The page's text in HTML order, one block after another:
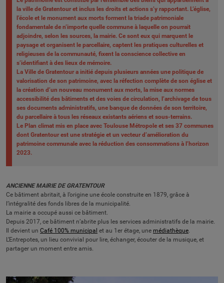
la ville de Gratentour et inclus les droits et actions s’y rapportant. L’église,
l’école et le monument aux morts forment la triade patrimoniale
fondamentale de n’importe quelle commune à laquelle on pourrait
adjoindre, selon les sources, la mairie. Ce sont eux qui marquent le
paysage et organisent le parcellaire, captent les pratiques culturelles et
religieuses de la communauté, fixent la conscience collective en
s’identifiant à des lieux de mémoire.
La Ville de Gratentour a initié depuis plusieurs années une politique de
valorisation de son patrimoine, avec la réfection complète de son église et
la création d’un nouveau monument aux morts, la mise aux normes
accessibilité des bâtiments et des voies de circulation, l’archivage de tous
ses documents administratifs, une banque de données de son territoire,
du parcellaire à tous les réseaux existants aériens et sous-terrains.
Le Plan climat mis en place avec Toulouse Métropole et ses 37 communes
dont Gratentour est une stratégie et un vecteur d’amélioration du
patrimoine communale avec la réduction des consommations à l’horizon
2023.
ANCIENNE MAIRIE DE GRATENTOUR
Ce bâtiment abritait, à l’origine une école construite en 1879, grâce à
l’intégralité des fonds libres de la municipalité.
La mairie a occupé aussi ce bâtiment.
Depuis 2017, ce bâtiment n’abrite plus les services administratifs de la mairie.
Il devient un Café 100% municipal et au 1er étage, une médiathèque.
L’Entrepotes, un lieu convivial pour lire, échanger, écouter de la musique, et
partager un moment entre amis.